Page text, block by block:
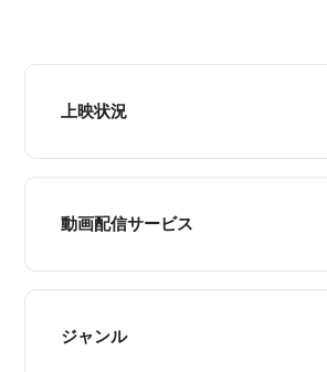
上映状況
動画配信サービス
ジャンル